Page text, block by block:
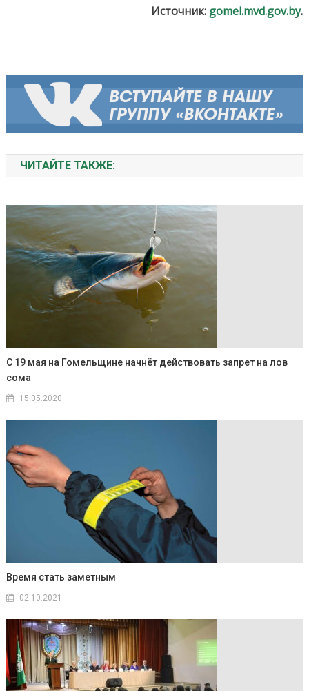
Источник: gomel.mvd.gov.by.
ЧИТАЙТЕ ТАКЖЕ:
С 19 мая на Гомельщине начнёт действовать запрет на лов
сома
15.05.2020
Время стать заметным
02.10.2021